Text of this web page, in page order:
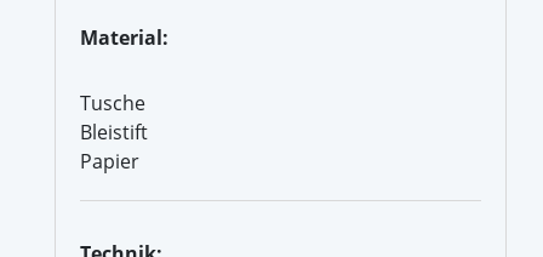
Material:
Tusche
Bleistift
Papier